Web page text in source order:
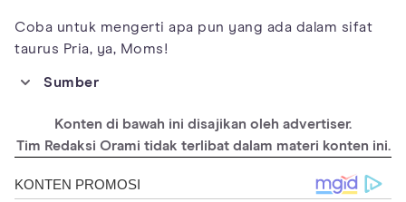
Coba untuk mengerti apa pun yang ada dalam sifat
taurus Pria, ya, Moms!
Sumber
man-personality-traits/
https://astrotalk.com/zodiac-signs/taurus-man-characteristics
Konten di bawah ini disajikan oleh advertiser.
Tim Redaksi Orami tidak terlibat dalam materi konten ini.